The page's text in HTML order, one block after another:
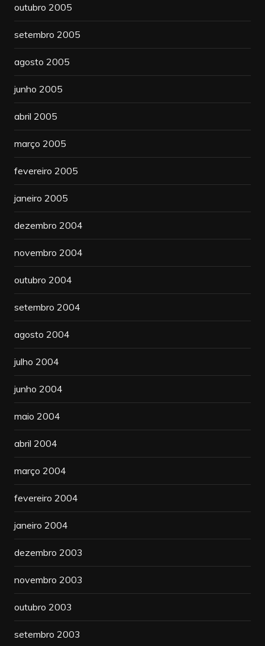
outubro 2005
setembro 2005
agosto 2005
junho 2005
abril 2005
março 2005
fevereiro 2005
janeiro 2005
dezembro 2004
novembro 2004
outubro 2004
setembro 2004
agosto 2004
julho 2004
junho 2004
maio 2004
abril 2004
março 2004
fevereiro 2004
janeiro 2004
dezembro 2003
novembro 2003
outubro 2003
setembro 2003